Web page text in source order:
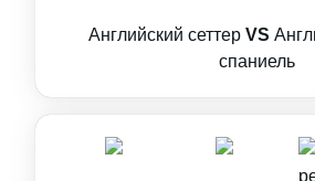
Английский сеттер VS
спаниель